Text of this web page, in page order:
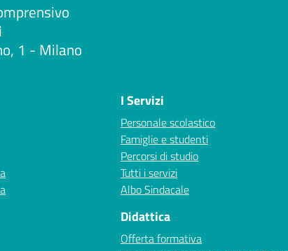
1 - Milano
I Servizi
Personale scolastico
Famiglie e studenti
Percorsi di studio
Tutti i servizi
Albo Sindacale
Didattica
Offerta formativa